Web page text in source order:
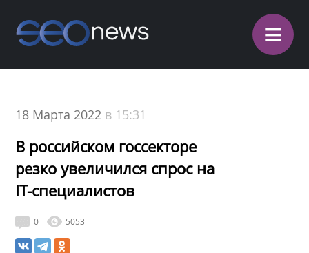
≡
18 Марта 2022 в 15:31
В российском госсекторе
резко увеличился спрос на
IT-специалистов
0 5053